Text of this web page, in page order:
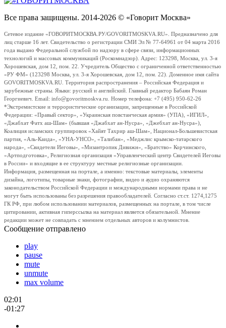
Все права защищены. 2014-2026 © «Говорит Москва»
Сетевое издание «ГОВОРИТМОСКВА.РУ/GOVORITMOSKVA.RU». Предназначено для
лиц старше 16 лет. Свидетельство о регистрации СМИ Эл № 77-64961 от 04 марта 2016
года выдано Федеральной службой по надзору в сфере связи, информационных
технологий и массовых коммуникаций (Роскомнадзор). Адрес: 123298, Москва, ул. 3-я
Хорошевская, дом 12, пом. 22. Учредитель Общество с ограниченной ответственностью
«РУ ФМ» (123298 Москва, ул. 3-я Хорошевская, дом 12, пом. 22). Доменное имя сайта
GOVORITMOSKVA.RU. Территория распространения – Российская Федерация и
зарубежные страны. Языки: русский и английский. Главный редактор Бабаян Роман
Георгиевич. Email: info@govoritmoskva.ru. Номер телефона: +7 (495) 950-62-26
*Экстремистские и террористические организации, запрещенные в Российской
Федерации: «Правый сектор», «Украинская повстанческая армия» (УПА), «ИГИЛ»,
«Джабхат Фатх аш-Шам» (бывшая «Джабхат ан-Нусра», «Джебхат ан-Нусра»),
Коалиция исламских группировок «Хайят Тахрир аш-Шам», Национал-Большевистская
партия, «Аль-Каида», «УНА-УНСО», «Талибан», «Меджлис крымско-татарского
народа», «Свидетели Иеговы», «Мизантропик Дивижн», «Братство» Корчинского,
«Артподготовка», Религиозная организация «Управленческий центр Свидетелей Иеговы
в России» и входящие в ее структуру местные религиозные организации.
Информация, размещенная на портале, а именно: текстовые материалы, элементы
дизайна, логотипы, товарные знаки, фотографии, видео и аудио охраняются
законодательством Российской Федерации и международными нормами права и не
могут быть использованы без разрешения правообладателей. Согласно ст.ст. 1274,1275
ГК РФ, при любом использовании материалов, размещенных на портале, в том числе
цитировании, активная гиперссылка на материал является обязательной. Мнение
редакции может не совпадать с мнением отдельных авторов и колумнистов.
Сообщение отправлено
play
pause
mute
unmute
max volume
02:01
-01:27